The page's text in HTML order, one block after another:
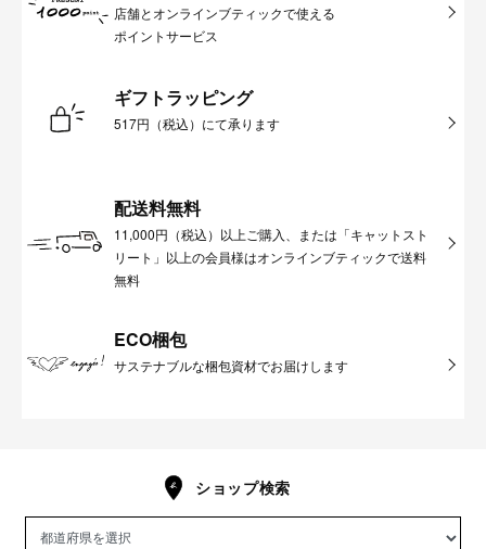
店舗とオンラインブティックで使える
ポイントサービス
ギフトラッピング
517円（税込）にて承ります
配送料無料
11,000円（税込）以上ご購入、または「キャットスト
リート」以上の会員様はオンラインブティックで送料
無料
ECO梱包
サステナブルな梱包資材でお届けします
ショップ検索